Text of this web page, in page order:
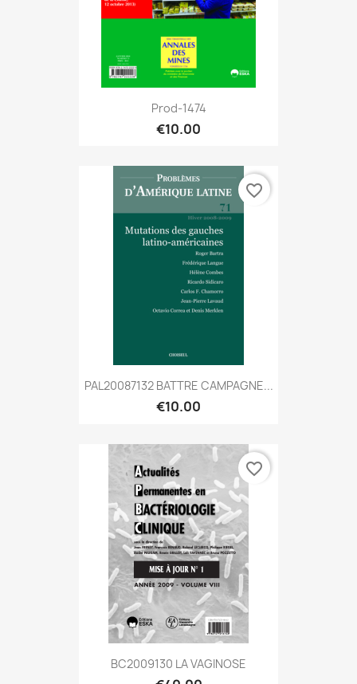
Prod-1474
€10.00
PAL20087132 BATTRE CAMPAGNE...
€10.00
favorite_border
BC2009130 LA VAGINOSE
favorite_border